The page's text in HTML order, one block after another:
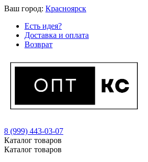
Ваш город: Красноярск
Есть идея?
Доставка и оплата
Возврат
8 (999) 443-03-07
Каталог товаров
Каталог товаров